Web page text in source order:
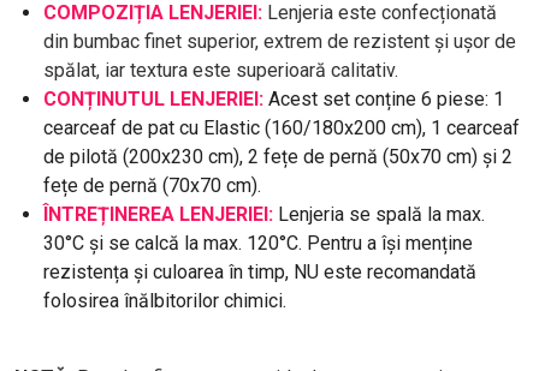
COMPOZIȚIA LENJERIEI: Lenjeria este confecționată
din bumbac finet superior, extrem de rezistent și ușor de
spălat, iar textura este superioară calitativ.
CONȚINUTUL LENJERIEI: Acest set conține 6 piese: 1
cearceaf de pat cu Elastic (160/180x200 cm), 1 cearceaf
de pilotă (200x230 cm), 2 fețe de pernă (50x70 cm) și 2
fețe de pernă (70x70 cm).
ÎNTREȚINEREA LENJERIEI: Lenjeria se spală la max.
30°C și se calcă la max. 120°C. Pentru a își menține
rezistența și culoarea în timp, NU este recomandată
folosirea înălbitorilor chimici.